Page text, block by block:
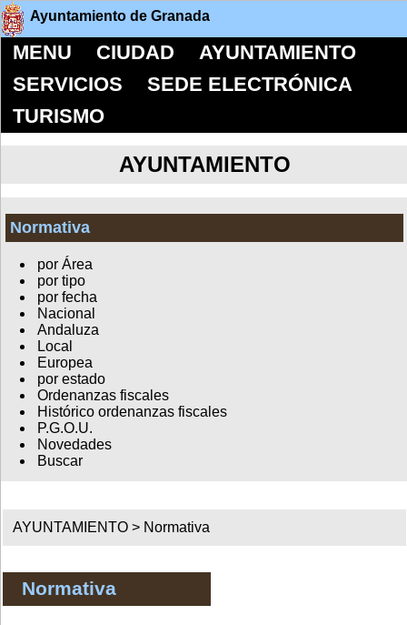
Ayuntamiento de Granada
MENU CIUDAD
AYUNTAMIENTO
SERVICIOS
SEDE ELECTRÓNICA
TURISMO
AYUNTAMIENTO
Normativa
por Área
por tipo
por fecha
Nacional
Andaluza
Local
Europea
por estado
Ordenanzas fiscales
Histórico ordenanzas fiscales
P.G.O.U.
Novedades
Buscar
AYUNTAMIENTO > Normativa
Normativa